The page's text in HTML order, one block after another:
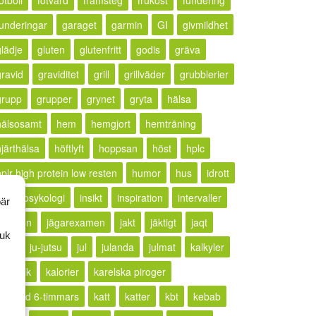
garaget garmin GI
givmildhet
gluten glutenfritt godis
gräva
graviditet grill grillväder
grubblerier
grupper grynet gryta
hälsa
hem hemgjort
hemträning
höftlyft hoppsan höst
hplc
high protein low resten
humor hus
idrott
insikt inspiration
intervaller
jägarexamen jakt jäktigt
jaqt
ju-jutsu jul julanda julmat
kalkyler
källkritik
kalorier
karelska piroger
karlstad 6-timmars
katt katter kbt
kebab